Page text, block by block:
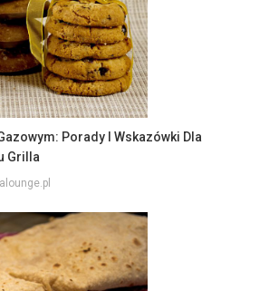
Porady I Wskazówki Dla
Grilla